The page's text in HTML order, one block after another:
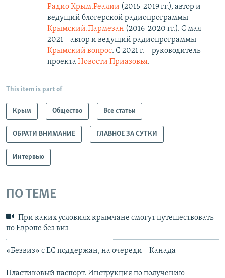
Радио Крым.Реалии (2015-2019 гг.), автор и
ведущий блогерской радиопрограммы
Крымский.Пармезан (2016-2020 гг.)​. С мая
2021 – автор и ведущий радиопрограммы
Крымский вопрос. С 2021 г. – руководитель
проекта Новости Приазовья.
This item is part of
Крым Общество Все статьи
ОБРАТИ ВНИМАНИЕ ГЛАВНОЕ ЗА СУТКИ
Интервью
ПО ТЕМЕ
При каких условиях крымчане смогут путешествовать
по Европе без виз
«Безвиз» с ЕС поддержан, на очереди ‒ Канада
Пластиковый паспорт. Инструкция по получению